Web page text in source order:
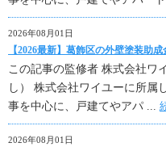
2026年08月01日
【2026最新】葛飾区の外壁塗装助
この記事の監修者 株式会社
し） 株式会社ワイユーに所属
事を中心に、戸建てやアパ ...
2026年08月01日